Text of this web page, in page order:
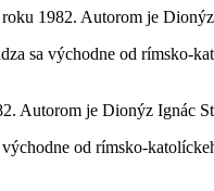
1982. Autorom je
sa východne od rímsko-
Autorom je Dionýz Ignác
od rímsko-